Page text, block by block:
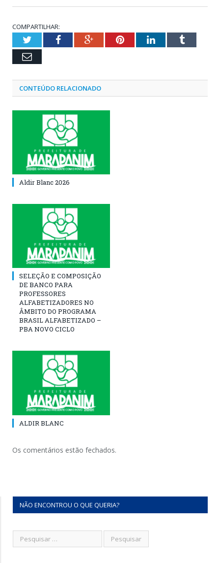
COMPARTILHAR:
TwitterFacebookGoogle+PinterestLinkedInTumblr
Email
CONTEÚDO RELACIONADO
Aldir Blanc 2026
SELEÇÃO E COMPOSIÇÃO
DE BANCO PARA
PROFESSORES
ALFABETIZADORES NO
ÂMBITO DO PROGRAMA
BRASIL ALFABETIZADO –
PBA NOVO CICLO
ALDIR BLANC
Os comentários estão fechados.
NÃO ENCONTROU O QUE QUERIA?